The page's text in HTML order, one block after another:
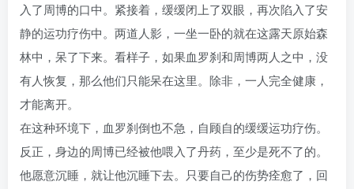
入了周博的口中。紧接着，缓缓闭上了双眼，再次陷入了安
静的运功疗伤中。两道人影，一坐一卧的就在这露天原始森
林中，呆了下来。看样子，如果血罗刹和周博两人之中，没
有人恢复，那么他们只能呆在这里。除非，一人完全健康，
才能离开。
在这种环境下，血罗刹倒也不急，自顾自的缓缓运功疗伤。
反正，身边的周博已经被他喂入了丹药，至少是死不了的。
他愿意沉睡，就让他沉睡下去。只要自己的伤势痊愈了，回